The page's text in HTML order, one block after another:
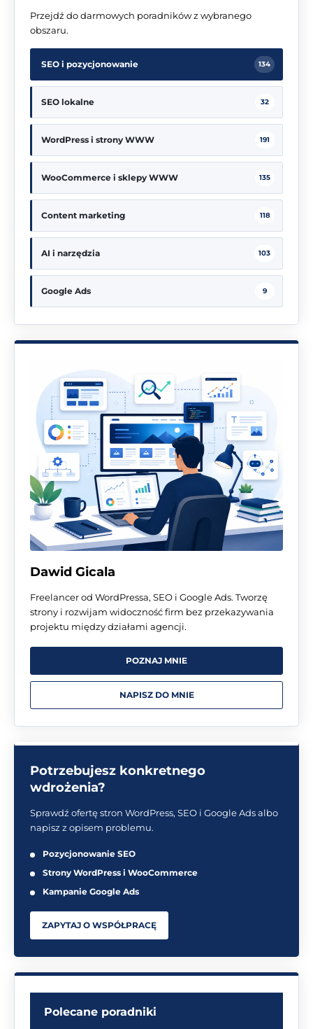
Przejdź do darmowych poradników z wybranego
obszaru.
SEO i pozycjonowanie 134
SEO lokalne 32
WordPress i strony WWW 191
WooCommerce i sklepy WWW 135
Content marketing 118
AI i narzędzia 103
Google Ads 9
Dawid Gicala
Freelancer od WordPressa, SEO i Google Ads. Tworzę
strony i rozwijam widoczność firm bez przekazywania
projektu między działami agencji.
POZNAJ MNIE
NAPISZ DO MNIE
Potrzebujesz konkretnego
wdrożenia?
Sprawdź ofertę stron WordPress, SEO i Google Ads albo
napisz z opisem problemu.
Pozycjonowanie SEO
Strony WordPress i WooCommerce
Kampanie Google Ads
ZAPYTAJ O WSPÓŁPRACĘ
Polecane poradniki